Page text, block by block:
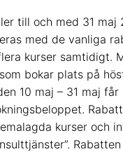
till och med 31 maj
med de vanliga
kurser samtidigt.
bokar plats på
10 maj – 31 maj
kurser och